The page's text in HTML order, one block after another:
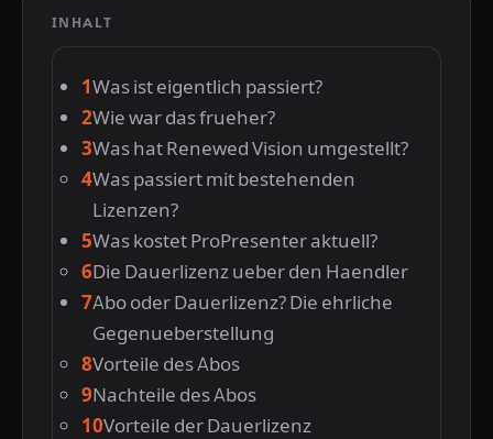
INHALT
Was ist eigentlich passiert?
Wie war das frueher?
Was hat Renewed Vision umgestellt?
Was passiert mit bestehenden
Lizenzen?
Was kostet ProPresenter aktuell?
Die Dauerlizenz ueber den Haendler
Abo oder Dauerlizenz? Die ehrliche
Gegenueberstellung
Vorteile des Abos
Nachteile des Abos
Vorteile der Dauerlizenz